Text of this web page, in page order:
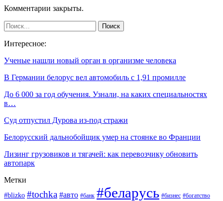
Комментарии закрыты.
Интересное:
Ученые нашли новый орган в организме человека
В Германии белорус вел автомобиль с 1,91 промилле
До 6 000 за год обучения. Узнали, на каких специальностях
в…
Суд отпустил Дурова из-под стражи
Белорусский дальнобойщик умер на стоянке во Франции
Лизинг грузовиков и тягачей: как перевозчику обновить
автопарк
Метки
#blizko #tochka #авто #банк #беларусь #бизнес #богатство